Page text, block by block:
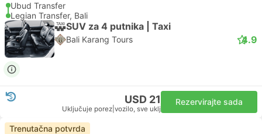
Ubud Transfer
Legian Transfer, Bali
SUV za 4 putnika | Taxi
Bali Karang Tours 4.9
USD 21
Uključuje porez vozilo, sve uklj
Rezervirajte sada
Trenutačna potvrda